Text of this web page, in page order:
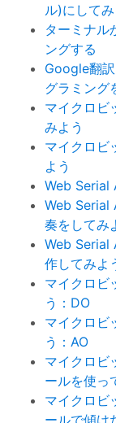
ル)にしてみ
ターミナル
ングする
Google翻
グラミング
マイクロビ
みよう
マイクロビ
よう
Web Serial
Web Serial
奏をしてみ
Web Serial
作してみよ
マイクロビ
う：DO
マイクロビ
う：AO
マイクロビ
ールを使っ
マイクロビ